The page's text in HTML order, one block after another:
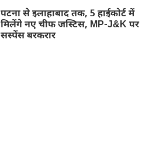
पटना से इलाहाबाद तक, 5 हाईकोर्ट में
मिलेंगे नए चीफ जस्टिस, MP-J&K पर
सस्पेंस बरकरार